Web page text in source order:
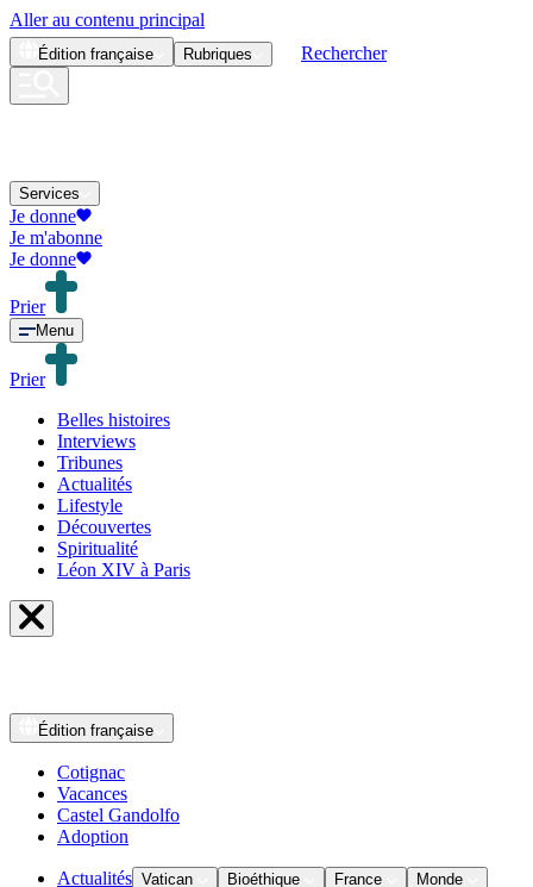
Aller au contenu principal
Édition française Rubriques Rechercher
Services
Je donne
Je m'abonne
Je donne
Prier
Menu
Prier
Belles histoires
Interviews
Tribunes
Actualités
Lifestyle
Découvertes
Spiritualité
Léon XIV à Paris
Édition française
Cotignac
Vacances
Castel Gandolfo
Adoption
Actualités Vatican Bioéthique France
Monde